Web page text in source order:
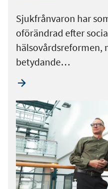
Sjukfrånvaron har
oförändrad efter
hälsovårdsreformen,
betydande…